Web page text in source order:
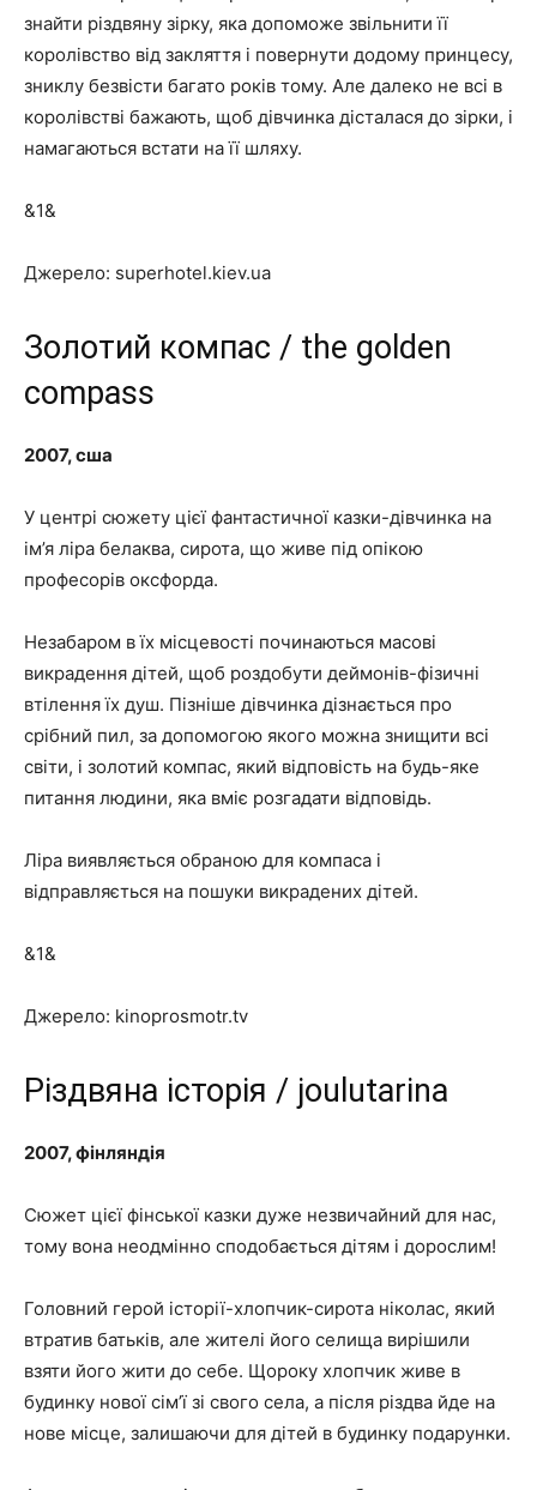
знайти різдвяну зірку, яка допоможе звільнити її
королівство від закляття і повернути додому принцесу,
зниклу безвісти багато років тому. Але далеко не всі в
королівстві бажають, щоб дівчинка дісталася до зірки, і
намагаються встати на її шляху.
&1&
Джерело: superhotel.kiev.ua
Золотий компас / the golden
compass
2007, сша
У центрі сюжету цієї фантастичної казки-дівчинка на
ім’я ліра белаква, сирота, що живе під опікою
професорів оксфорда.
Незабаром в їх місцевості починаються масові
викрадення дітей, щоб роздобути деймонів-фізичні
втілення їх душ. Пізніше дівчинка дізнається про
срібний пил, за допомогою якого можна знищити всі
світи, і золотий компас, який відповість на будь-яке
питання людини, яка вміє розгадати відповідь.
Ліра виявляється обраною для компаса і
відправляється на пошуки викрадених дітей.
&1&
Джерело: kinoprosmotr.tv
Різдвяна історія / joulutarina
2007, фінляндія
Сюжет цієї фінської казки дуже незвичайний для нас,
тому вона неодмінно сподобається дітям і дорослим!
Головний герой історії-хлопчик-сирота ніколас, який
втратив батьків, але жителі його селища вирішили
взяти його жити до себе. Щороку хлопчик живе в
будинку нової сім’ї зі свого села, а після різдва йде на
нове місце, залишаючи для дітей в будинку подарунки.